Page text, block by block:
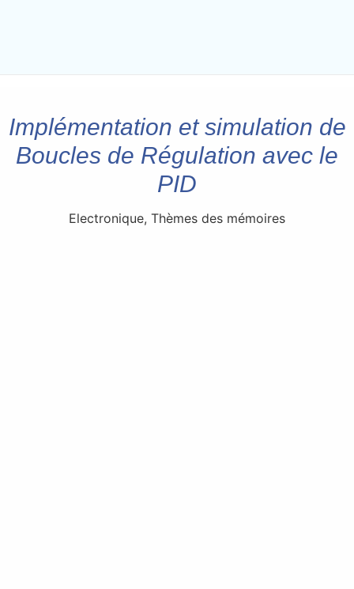
Implémentation et simulation de
Boucles de Régulation avec le
PID
Electronique, Thèmes des mémoires